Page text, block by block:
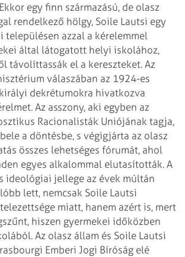
egy finn származású, de olasz
rendelkező hölgy, Soile Lautsi egy
településen azzal a kérelemmel
által látogatott helyi iskolához,
távolíttassák el a kereszteket. Az
válaszában az 1924-es
dekrétumokra hivatkozva
Az asszony, aki egyben az
Racionalisták Uniójának tagja,
a döntésbe, s végigjárta az olasz
összes lehetséges fórumát, ahol
egyes alkalommal elutasították. A
ideológiai jellege az évek múltán
lett, nemcsak Soile Lautsi
miatt, hanem azért is, mert
hiszen gyermekei időközben
Az olasz állam és Soile Lautsi
Emberi Jogi Bíróság elé